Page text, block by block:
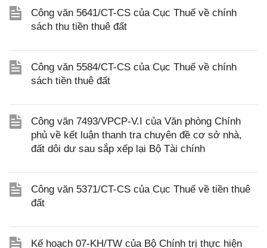
Công văn 5641/CT-CS của Cục Thuế về chính
sách thu tiền thuê đất
Công văn 5584/CT-CS của Cục Thuế về chính
sách tiền thuê đất
Công văn 7493/VPCP-V.I của Văn phòng Chính
phủ về kết luận thanh tra chuyên đề cơ sở nhà,
đất dôi dư sau sắp xếp lại Bộ Tài chính
Công văn 5371/CT-CS của Cục Thuế về tiền thuê
đất
Kế hoạch 07-KH/TW của Bộ Chính trị thực hiện